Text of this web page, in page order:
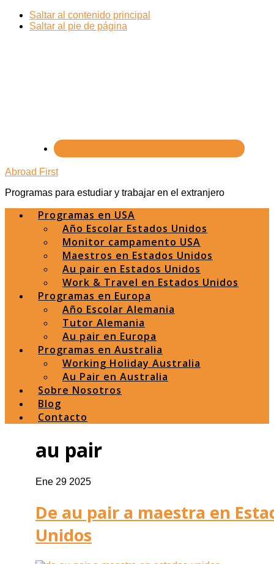
Saltar al contenido principal
Saltar al pie de página
Abroad First
Programas para estudiar y trabajar en el extranjero
Programas en USA
Año Escolar Estados Unidos
Monitor campamento USA
Maestros en Estados Unidos
Au pair en Estados Unidos
Work & Travel en Estados Unidos
Programas en Europa
Año Escolar Alemania
Tutor Alemania
Au pair en Europa
Programas en Australia
Working Holiday Australia
Au Pair en Australia
Sobre Nosotros
Blog
Contacto
au pair
Ene 29 2025
De au pair a maestra en
Unidos
✈️¿Quieres ser Au pair en EE.UU? Comienza
este verano.Escríbenos por WhatsApp